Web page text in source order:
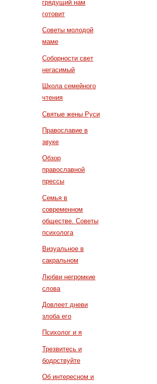
грядущий нам
готовит
Советы молодой
маме
Соборности свет
негасимый
Школа семейного
чтения
Святые жены Руси
Православие в
звуке
Обзор
православной
прессы
Семья в
современном
обществе. Советы
психолога
Визуальное в
сакральном
Любви негромкие
слова
Довлеет дневи
злоба его
Психолог и я
Трезвитесь и
бодрствуйте
Об интересном и